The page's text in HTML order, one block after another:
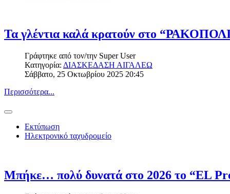
Τα γλέντια καλά κρατούν στο
Γράφτηκε από τον/την Super User
Κατηγορία: ΔΙΑΣΚΕΔΑΣΗ ΑΙΓΑΛΕΩ
Σάββατο, 25 Οκτωβρίου 2025 20:45
Περισσότερα...
Εκτύπωση
Ηλεκτρονικό ταχυδρομείο
Μπήκε… πολύ δυνατά στο 2026 το “EL